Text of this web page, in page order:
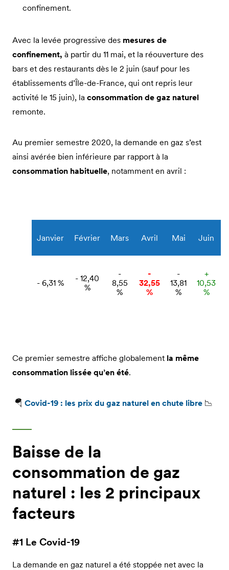
confinement.
Avec la levée progressive des mesures de
confinement, à partir du 11 mai, et la réouverture des
bars et des restaurants dès le 2 juin (sauf pour les
établissements d’Île-de-France, qui ont repris leur
activité le 15 juin), la consommation de gaz naturel
remonte.
Au premier semestre 2020, la demande en gaz s’est
ainsi avérée bien inférieure par rapport à la
consommation habituelle, notamment en avril :
Janvier Février Mars Avril Mai Juin
- 6,31 %
- 12,40
%
-
8,55
%
-
32,55
%
-
13,81
%
+
10,53
%
Ce premier semestre affiche globalement la même
consommation lissée qu’en été.
🪂 Covid-19 : les prix du gaz naturel en chute libre 📉
Baisse de la
consommation de gaz
naturel : les 2 principaux
facteurs
#1 Le Covid-19
La demande en gaz naturel a été stoppée net avec la